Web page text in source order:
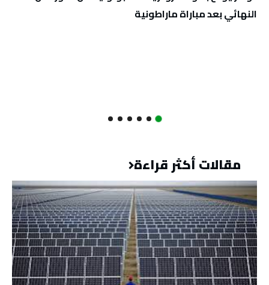
النهائي بعد مباراة ماراطونية
مقالات أكثر قراءة